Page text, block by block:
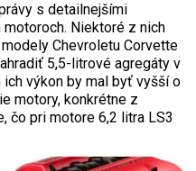
s detailnejšími
Niektoré z nich
Chevroletu Corvette
5,5-litrové agregáty v
výkon by mal byť vyšší o
motory, konkrétne z
čo pri motore 6,2 litra LS3